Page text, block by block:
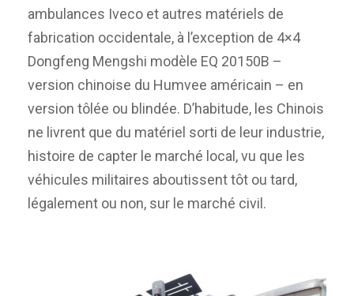
ambulances Iveco et autres matériels de
fabrication occidentale, à l’exception de 4×4
Dongfeng Mengshi modèle EQ 20150B –
version chinoise du Humvee américain – en
version tôlée ou blindée. D’habitude, les Chinois
ne livrent que du matériel sorti de leur industrie,
histoire de capter le marché local, vu que les
véhicules militaires aboutissent tôt ou tard,
légalement ou non, sur le marché civil.